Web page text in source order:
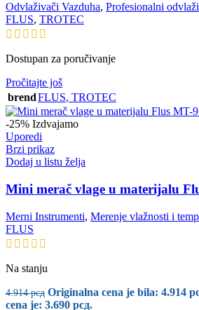
Odvlaživači Vazduha, Profesionalni
FLUS, TROTEC
Dostupan za poručivanje
Pročitajte još
brendFLUS, TROTEC
-25% Izdvajamo
Uporedi
Brzi prikaz
Dodaj u listu želja
Mini merač vlage u materijalu
Merni Instrumenti, Merenje vlažnosti i
FLUS
Na stanju
4.914рсд Originalna cena je bila: 4.914
cena je: 3.690 рсд.